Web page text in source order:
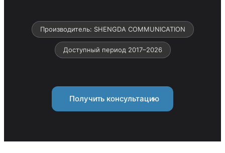
Производитель: SHENGDA COMMUNICATION
Доступный период 2017–2026
Получить консультацию